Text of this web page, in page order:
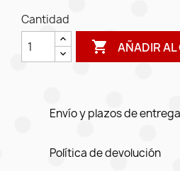
Cantidad
 AÑADIR AL
Envío y plazos de entrega
Política de devolución